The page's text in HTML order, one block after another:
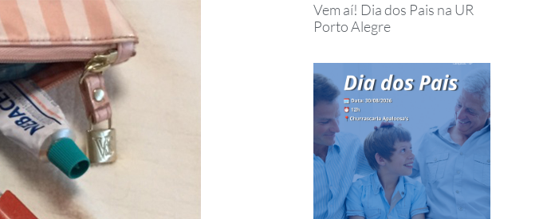
Vem aí! Dia dos Pais na UR
Porto Alegre